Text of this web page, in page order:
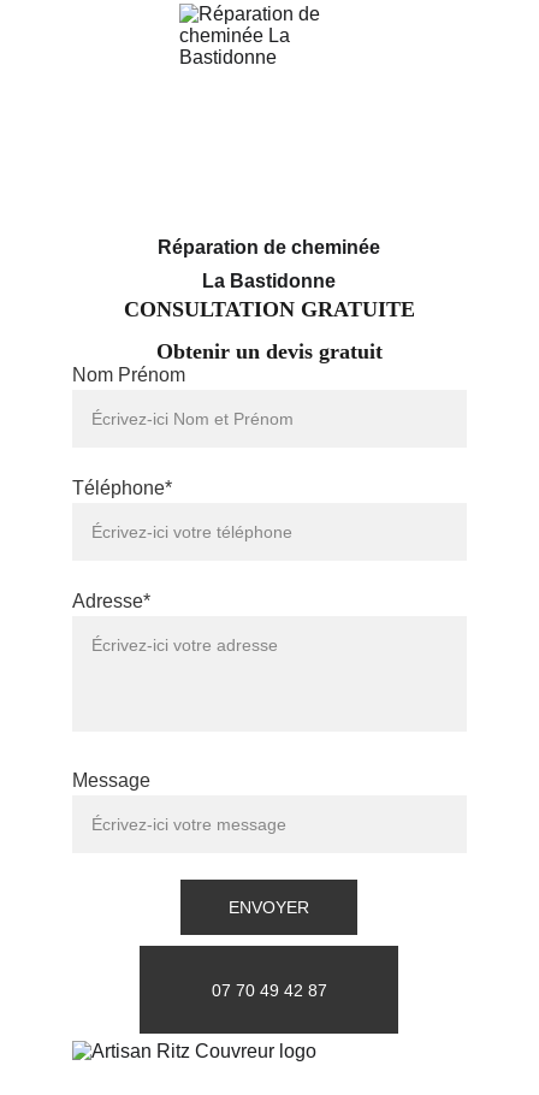
CONSULTATION GRATUITE
Obtenir un devis gratuit
Nom Prénom
Téléphone*
Adresse*
Message
ENVOYER
07 70 49 42 87
Réparation de cheminée
La Bastidonne